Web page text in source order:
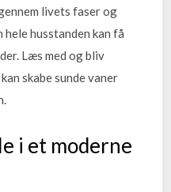
livets faser og
husstanden kan få
Læs med og bliv
skabe sunde vaner
i et moderne